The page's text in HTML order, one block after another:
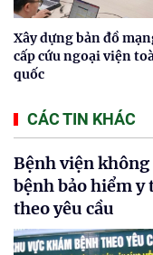
Xây dựng bản đồ
cấp cứu ngoại viện
quốc
CÁC TIN KHÁC
Bệnh viện
bệnh bảo hiểm y
theo yêu cầu